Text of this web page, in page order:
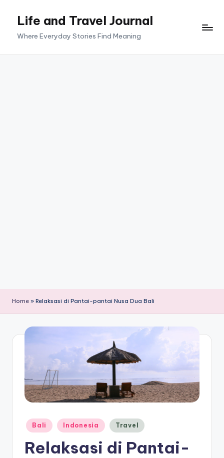
Life and Travel Journal
Where Everyday Stories Find Meaning
Home » Relaksasi di Pantai-pantai Nusa Dua Bali
Posted
in
Bali Indonesia Travel
Relaksasi di Pantai-